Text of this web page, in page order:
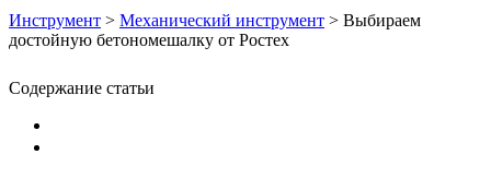
Инструмент > Механический инструмент > Выбираем
достойную бетономешалку от Ростех
Содержание статьи